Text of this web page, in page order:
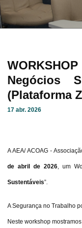
Negócios
(Plataforma
17 abr. 2026
A AEA/ ACOAG -
de abril de 2026, um
Sustentáveis”.
A Segurança no Trabalho
Neste workshop